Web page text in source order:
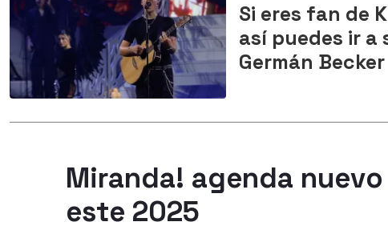
Si eres fan de
así puedes ir a
Germán
Miranda! agenda
este 2025